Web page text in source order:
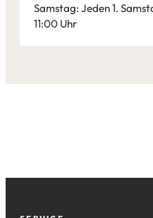
Leaflet|©
Samstag: Jeden 1.
11:00 Uhr